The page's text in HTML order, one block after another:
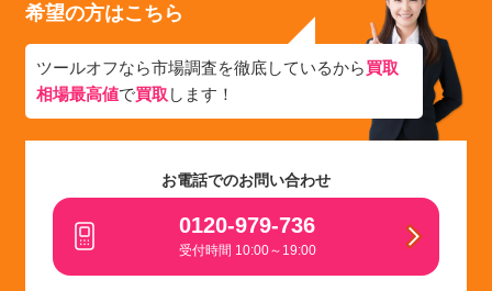
希望の方はこちら
ツールオフなら市場調査を徹底しているから買取
相場最高値で買取 します！
お電話でのお問い合わせ
0120-979-736
受付時間 10:00～19:00